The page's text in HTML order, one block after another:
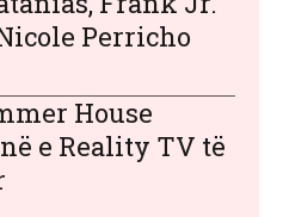
Perricho
House
e Reality TV të